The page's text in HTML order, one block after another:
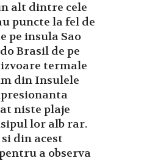
alt dintre cele
puncte la fel de
pe insula Sao
Brasil de pe
termale
din Insulele
niste plaje
lor alb rar.
din acest
a observa